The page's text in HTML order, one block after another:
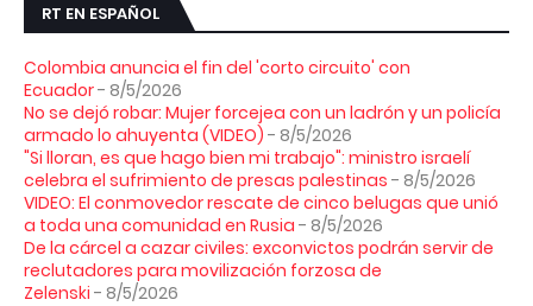
RT EN ESPAÑOL
Colombia anuncia el fin del 'corto circuito' con
Ecuador- 8/5/2026
No se dejó robar: Mujer forcejea con un ladrón y un policía
armado lo ahuyenta (VIDEO) - 8/5/2026
"Si lloran, es que hago bien mi trabajo": ministro israelí
celebra el sufrimiento de presas palestinas - 8/5/2026
VIDEO: El conmovedor rescate de cinco belugas que unió
a toda una comunidad en Rusia - 8/5/2026
De la cárcel a cazar civiles: exconvictos podrán servir de
reclutadores para movilización forzosa de
Zelenski - 8/5/2026